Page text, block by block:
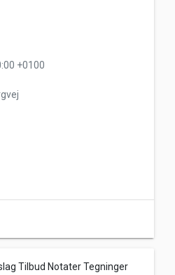
+0100
Tilbud Notater Tegninger